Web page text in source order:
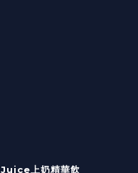
上奶精華飲